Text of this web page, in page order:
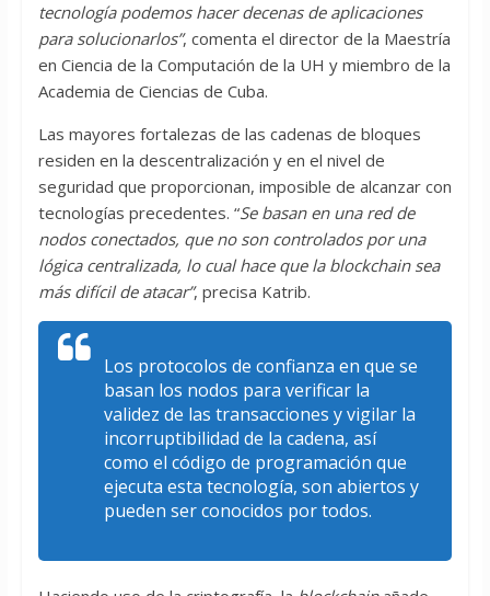
tecnología podemos hacer decenas de aplicaciones
para solucionarlos”, comenta el director de la Maestría
en Ciencia de la Computación de la UH y miembro de la
Academia de Ciencias de Cuba.
Las mayores fortalezas de las cadenas de bloques
residen en la descentralización y en el nivel de
seguridad que proporcionan, imposible de alcanzar con
tecnologías precedentes. “Se basan en una red de
nodos conectados, que no son controlados por una
lógica centralizada, lo cual hace que la blockchain sea
más difícil de atacar”, precisa Katrib.
Los protocolos de confianza en que se
basan los nodos para verificar la
validez de las transacciones y vigilar la
incorruptibilidad de la cadena, así
como el código de programación que
ejecuta esta tecnología, son abiertos y
pueden ser conocidos por todos.